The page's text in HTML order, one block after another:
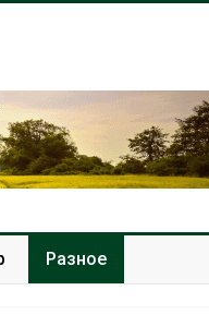
Разное